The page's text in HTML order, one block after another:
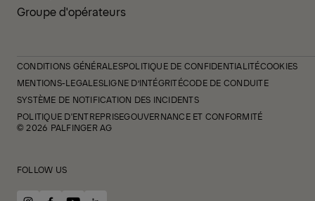
Groupe d'opérateurs
CONDITIONS GÉNÉRALESPOLITIQUE DE CONFIDENTIALITÉCOOKIES
MENTIONS-LEGALESLIGNE D’INTÉGRITÉCODE DE CONDUITE
SYSTÈME DE NOTIFICATION DES INCIDENTS
POLITIQUE D'ENTREPRISEGOUVERNANCE ET CONFORMITÉ
© 2026 PALFINGER AG
FOLLOW US